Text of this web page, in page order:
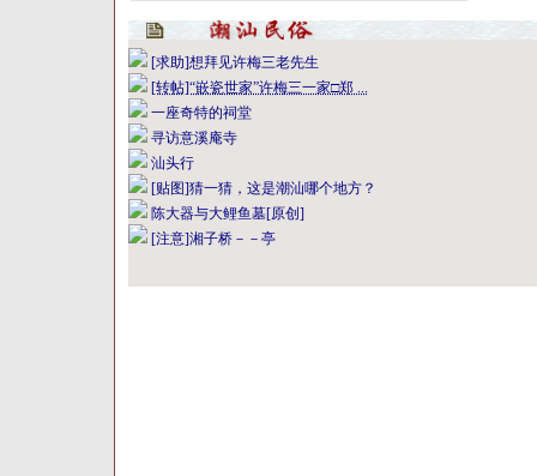
[求助]想拜见许梅三老先生
[转帖]“嵌瓷世家”许梅三一家□郑 ...
一座奇特的祠堂
寻访意溪庵寺
汕头行
[贴图]猜一猜，这是潮汕哪个地方？
陈大器与大鲤鱼墓[原创]
[注意]湘子桥－－亭